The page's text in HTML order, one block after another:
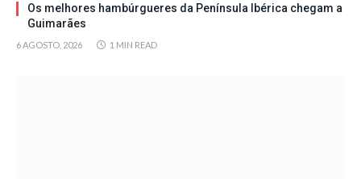
Os melhores hambúrgueres da Península Ibérica chegam a
Guimarães
6 AGOSTO, 2026 1 MIN READ